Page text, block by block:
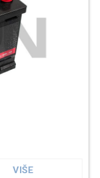
VIŠE